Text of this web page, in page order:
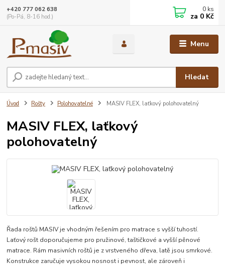
Menu
Hledat
+420 777 062 638
(Po-Pá, 8-16 hod.)
0 ks
za 0 Kč
Úvod Rošty Polohovatelné MASIV FLEX, laťkový polohovatelný
MASIV FLEX, laťkový
polohovatelný
Řada roštů MASIV je vhodným řešením pro matrace s vyšší tuhostí.
Laťový rošt doporučujeme pro pružinové, taštičkové a vyšší pěnové
matrace. Rám masivních roštů je z vrstveného dřeva, latě jsou smrkové.
Konstrukce zaručuje vysokou nosnost i pevnost, ale zároveň i